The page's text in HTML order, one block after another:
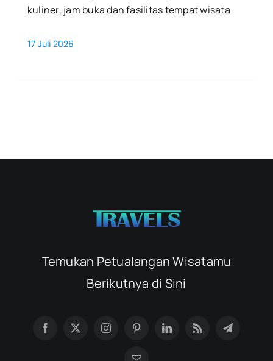
kuliner, jam buka dan fasilitas tempat wisata
17 Juli 2026
Temukan Petualangan Wisatamu
Berikutnya di Sini